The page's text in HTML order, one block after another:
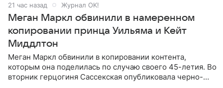
21 час назад Журнал OK!
Меган Маркл обвинили в намеренном
копировании принца Уильяма и Кейт
Миддлтон
Меган Маркл обвинили в копировании контента,
которым она поделилась по случаю своего 45-летия. Во
вторник герцогиня Сассекская опубликовала черно-